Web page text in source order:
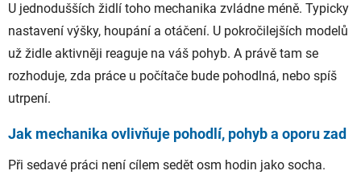
U jednodušších židlí toho mechanika zvládne méně. Typicky
nastavení výšky, houpání a otáčení. U pokročilejších modelů
už židle aktivněji reaguje na váš pohyb. A právě tam se
rozhoduje, zda práce u počítače bude pohodlná, nebo spíš
utrpení.
Jak mechanika ovlivňuje pohodlí, pohyb a oporu zad
Při sedavé práci není cílem sedět osm hodin jako socha.